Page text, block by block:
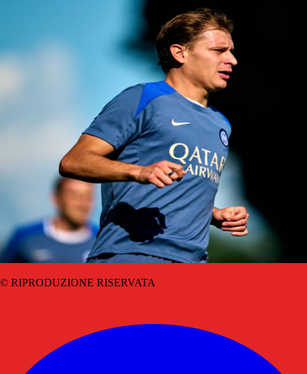
© RIPRODUZIONE RISERVATA